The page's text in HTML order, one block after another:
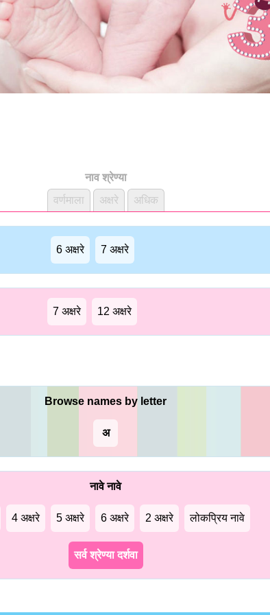
नाव श्रेण्या
वर्णमाला
अक्षरे अधिक
6 अक्षरे 7 अक्षरे
7 अक्षरे 12 अक्षरे
Browse names by letter
अ
नावे नावे
4 अक्षरे 5 अक्षरे 6 अक्षरे 2 अक्षरे लोकप्रिय नावे
सर्व श्रेण्या दर्शवा